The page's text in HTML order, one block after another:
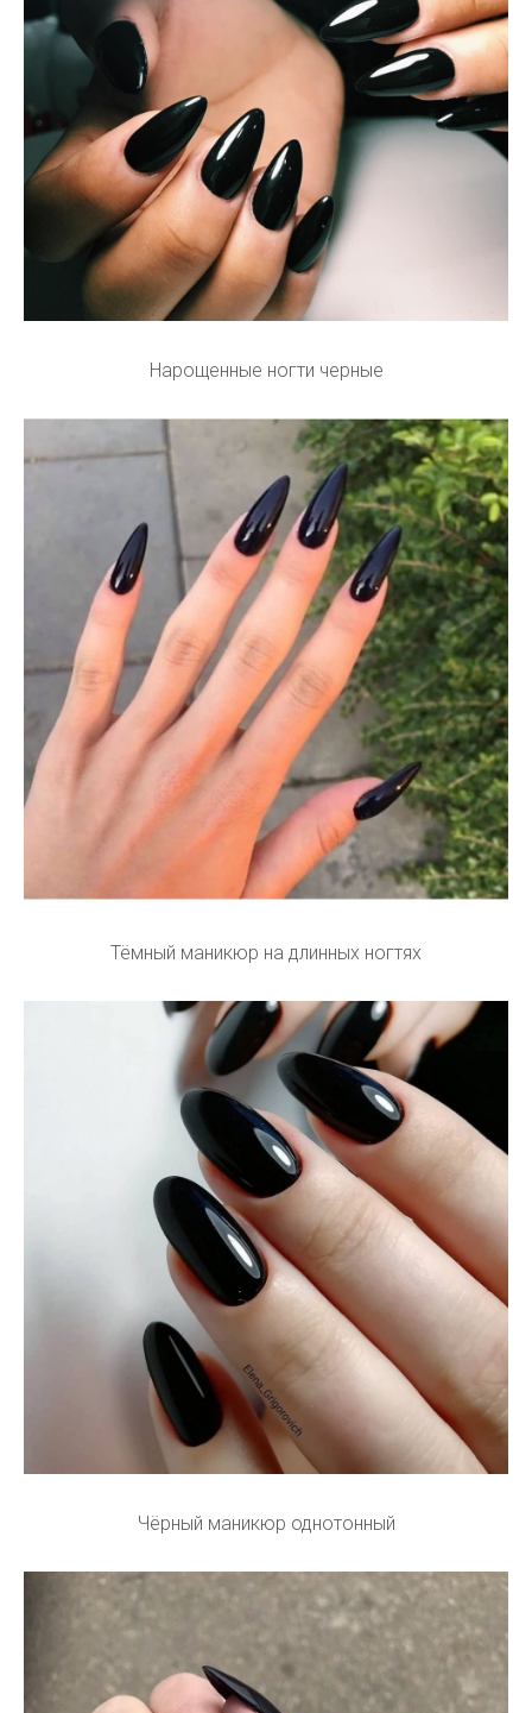
Нарощенные ногти черные
Тёмный маникюр на длинных ногтях
Чёрный маникюр однотонный